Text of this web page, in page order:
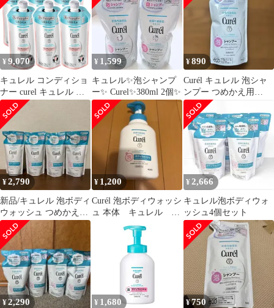
替え キュレル 頭皮 大
容量
替え キュレル 頭皮 大
¥ 9,070
キュレル コンディショ
ナー curel キュレル リ
ンス キュレル 詰め替え
コンディショナー 詰め
替え キュレル 頭皮 大
容量
¥ 1,599
キュレル✨泡シャンプ
ー✨ Curel✨380ml 2個✨
¥890
Curél キュレル 泡シャ
ンプー つめかえ用
380ml
¥2,790
新品/キュレル 泡ボディ
ウォッシュ つめかえ用
380ml 4個セット
¥ 1,200
Curél 泡ボディウォッシ
ュ 本体 キュレル お
¥ 2,666
キュレル泡ボディウォ
ッシュ4個セット
¥2,290 ¥ 1,680 ¥750